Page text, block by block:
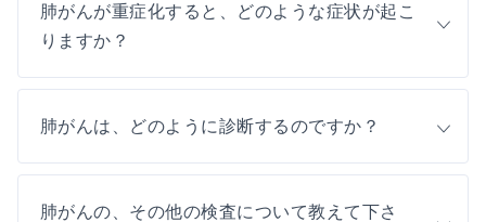
肺がんが重症化すると、どのような症状が起こ
りますか？
肺がんは、どのように診断するのですか？
肺がんの、その他の検査について教えて下さ